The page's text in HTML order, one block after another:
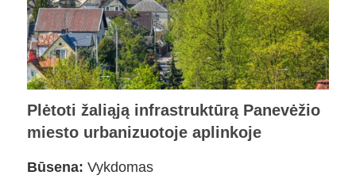
Plėtoti žaliąją infrastruktūrą Panevėžio
miesto urbanizuotoje aplinkoje
Būsena: Vykdomas